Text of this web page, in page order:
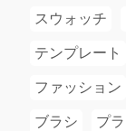
スウォッチ
テンプレート
ファッション
ブラシ プ